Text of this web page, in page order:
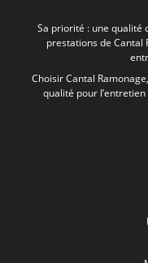
Sa priorité : une qualité
prestations de Cantal
Choisir Cantal
qualité pour